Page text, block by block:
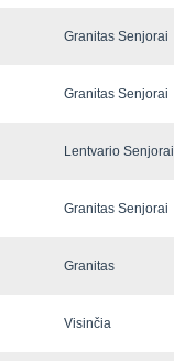
Granitas Senjorai
Granitas Senjorai
Lentvario Senjorai
Granitas Senjorai
Granitas
Visinčia